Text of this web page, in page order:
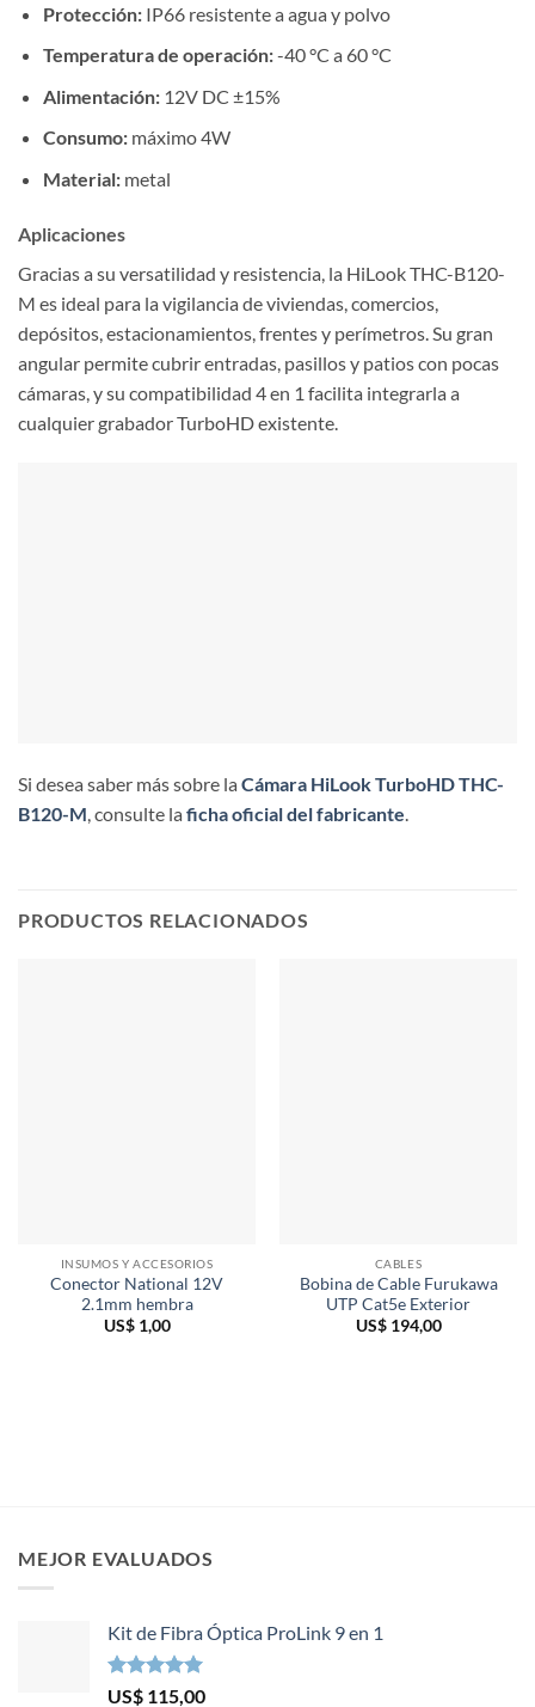
Protección:IP66 resistente a agua y polvo
Temperatura de operación:-40 °C a 60 °C
Alimentación:12V DC ±15%
Consumo:máximo 4W
Material:metal
Aplicaciones
Gracias a su versatilidad y resistencia, la HiLook THC-B120-
M es ideal para la vigilancia de viviendas, comercios,
depósitos, estacionamientos, frentes y perímetros. Su gran
angular permite cubrir entradas, pasillos y patios con pocas
cámaras, y su compatibilidad 4 en 1 facilita integrarla a
cualquier grabador TurboHD existente.
Si desea saber más sobre la Cámara HiLook TurboHD THC-
B120-M, consulte la ficha oficial del fabricante.
PRODUCTOS RELACIONADOS
INSUMOS Y ACCESORIOS
Conector National 12V
2.1mm hembra
US$1,00
CABLES
Bobina de Cable Furukawa
UTP Cat5e Exterior
US$194,00
MEJOR EVALUADOS
Kit de Fibra Óptica ProLink 9 en 1
Valorado en
US$ 115,00